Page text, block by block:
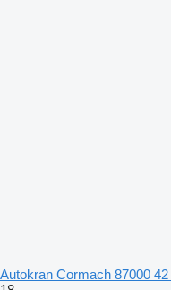
Autokran Cormach 87000